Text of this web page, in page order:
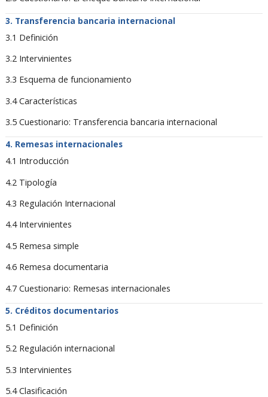
Transferencia bancaria internacional
3.1 Definición
3.2 Intervinientes
3.3 Esquema de funcionamiento
3.4 Características
3.5 Cuestionario: Transferencia bancaria internacional
Remesas internacionales
4.1 Introducción
4.2 Tipología
4.3 Regulación Internacional
4.4 Intervinientes
4.5 Remesa simple
4.6 Remesa documentaria
4.7 Cuestionario: Remesas internacionales
Créditos documentarios
5.1 Definición
5.2 Regulación internacional
5.3 Intervinientes
5.4 Clasificación